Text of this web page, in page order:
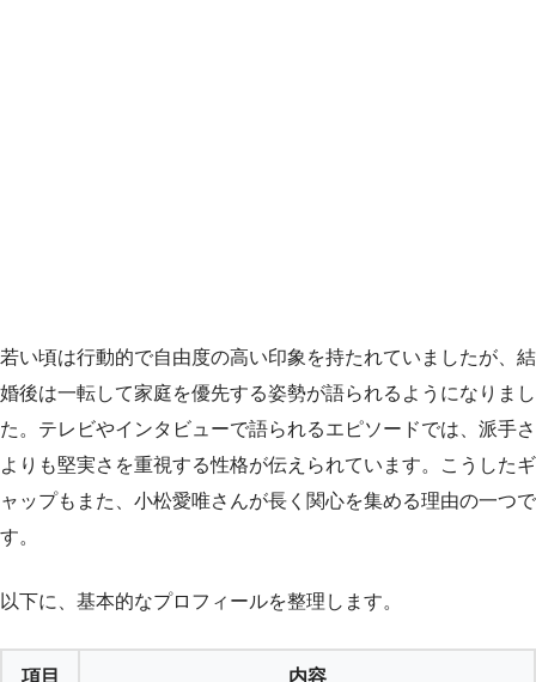
若い頃は行動的で自由度の高い印象を持たれていましたが、結
婚後は一転して家庭を優先する姿勢が語られるようになりまし
た。テレビやインタビューで語られるエピソードでは、派手さ
よりも堅実さを重視する性格が伝えられています。こうしたギ
ャップもまた、小松愛唯さんが長く関心を集める理由の一つで
す。
以下に、基本的なプロフィールを整理します。
項目 内容